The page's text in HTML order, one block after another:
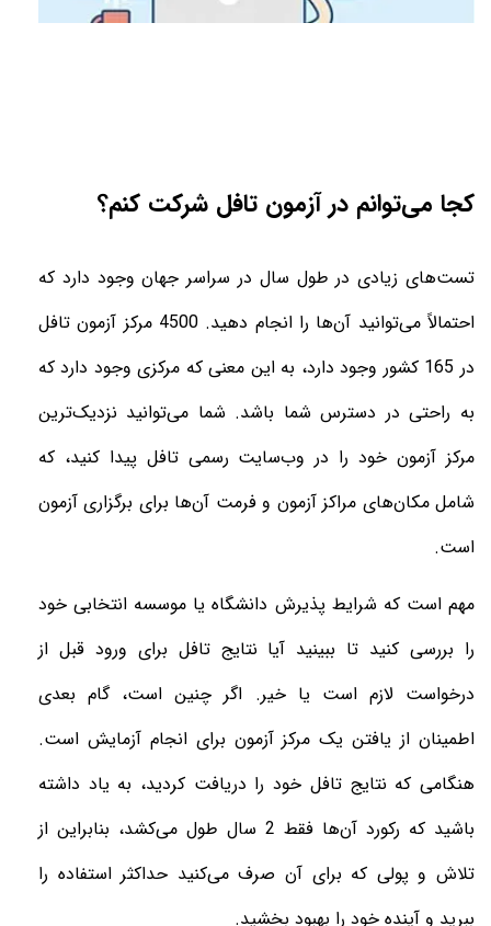
کجا می‌توانم در آزمون تافل شرکت کنم؟
تست‌های زیادی در طول سال در سراسر جهان وجود دارد که
احتمالاً می‌توانید آن‌ها را انجام دهید. 4500 مرکز آزمون تافل
در 165 کشور وجود دارد، به این معنی که مرکزی وجود دارد که
به راحتی در دسترس شما باشد. شما می‌توانید نزدیک‌ترین
مرکز آزمون خود را در وب‌سایت رسمی تافل پیدا کنید، که
شامل مکان‌های مراکز آزمون و فرمت آن‌ها برای برگزاری آزمون
است.
مهم است که شرایط پذیرش دانشگاه یا موسسه انتخابی خود
را بررسی کنید تا ببینید آیا نتایج تافل برای ورود قبل از
درخواست لازم است یا خیر. اگر چنین است، گام بعدی
اطمینان از یافتن یک مرکز آزمون برای انجام آزمایش است.
هنگامی که نتایج تافل خود را دریافت کردید، به یاد داشته
باشید که رکورد آن‌ها فقط 2 سال طول می‌کشد، بنابراین از
تلاش و پولی که برای آن صرف می‌کنید حداکثر استفاده را
ببرید و آینده خود را بهبود بخشید.